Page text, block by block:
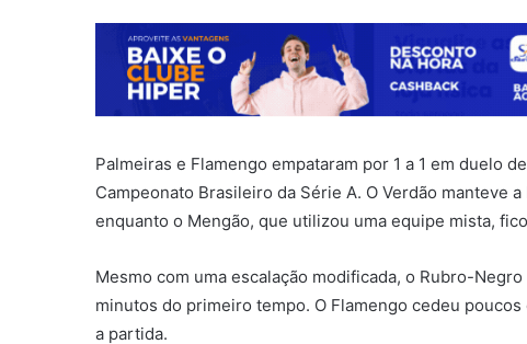
Palmeiras e Flamengo empataram por 1 a 1 em duelo
Campeonato Brasileiro da Série A. O Verdão manteve
enquanto o Mengão, que utilizou uma equipe mista,
Mesmo com uma escalação modificada, o Rubro-
minutos do primeiro tempo. O Flamengo cedeu
a partida.